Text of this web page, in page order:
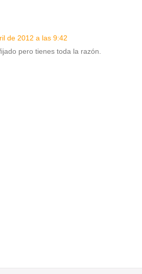
de 2012 a las 9:42
pero tienes toda la razón.